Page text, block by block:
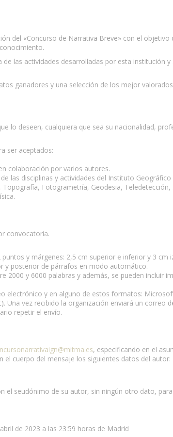
del «Concurso de Narrativa Breve» con el objetivo
las actividades desarrolladas por esta institución
ganadores y una selección de los mejor
lo deseen, cualquiera que sea su nacionalidad,
ser aceptados:
colaboración por varios autores.
las disciplinas y actividades del Instituto Geográfico
Fotogrametría, Geodesia, Teledetección,
convocatoria.
y márgenes: 2,5 cm superior e inferior y 3 cm
y posterior de párrafos en modo automático.
2000 y 6000 palabras y además, se pueden incluir
electrónico y en alguno de estos formatos:
Una vez recibido la organización enviará un correo
repetir el envío.
, especificando en el
el cuerpo del mensaje los siguientes datos del autor:
el seudónimo de su autor, sin ningún otro dato,
de 2023 a las 23:59 horas de Madrid